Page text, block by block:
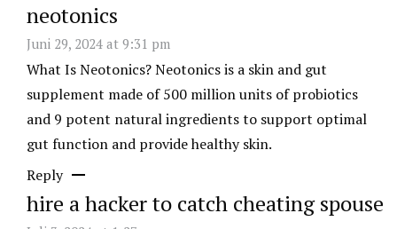
neotonics
Juni 29, 2024 at 9:31 pm
What Is Neotonics? Neotonics is a skin and gut
supplement made of 500 million units of probiotics
and 9 potent natural ingredients to support optimal
gut function and provide healthy skin.
Reply
hire a hacker to catch cheating spouse